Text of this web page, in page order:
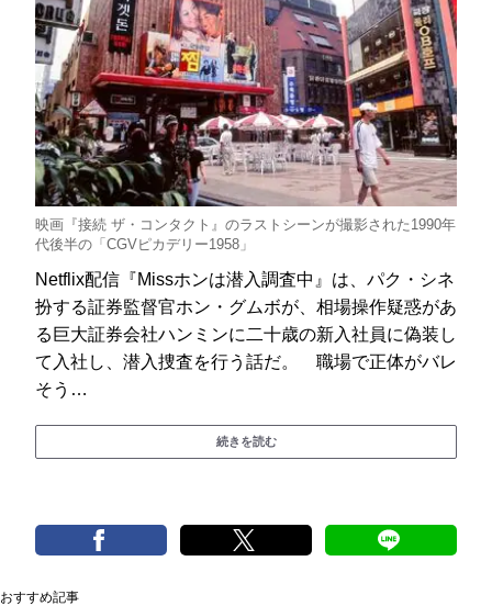
映画『接続 ザ・コンタクト』のラストシーンが撮影された1990年
代後半の「CGVピカデリー1958」
Netflix配信『Missホンは潜入調査中』は、パク・シネ
扮する証券監督官ホン・グムボが、相場操作疑惑があ
る巨大証券会社ハンミンに二十歳の新入社員に偽装し
て入社し、潜入捜査を行う話だ。 職場で正体がバレ
そう…
続きを読む
おすすめ記事